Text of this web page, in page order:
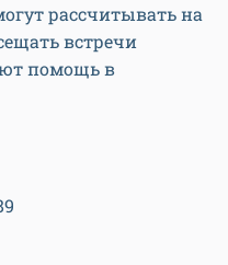
рассчитывать на
встречи
помощь в